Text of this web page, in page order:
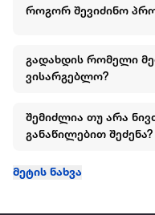
როგორ შევიძინო
გადახდის რომელი
ვისარგებლო?
შემიძლია თუ არა
განაწილებით შეძენა?
მეტის ნახვა